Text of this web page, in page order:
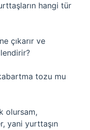
hangi tür
çıkarır ve
tozu mu
olursam,
yani yurttaşın